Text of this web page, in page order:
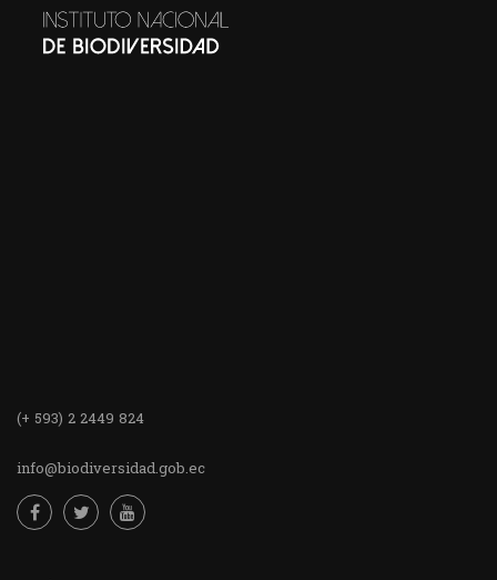
(+ 593) 2 2449 824
info@biodiversidad.gob.ec